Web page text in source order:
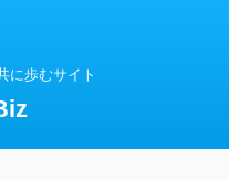
に歩むサイト